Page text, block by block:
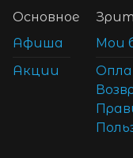
Основное
Афиша
Акции
Мои